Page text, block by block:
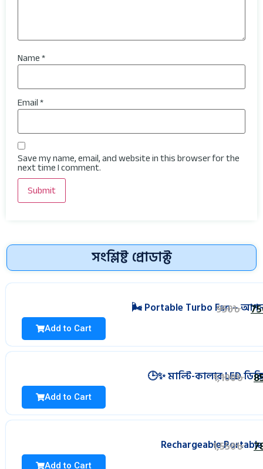
Name*
Email*
Save my name, email, and website in this browser for the
next time I comment.
সংশ্লিষ্ট প্রোডাক্ট
🌬️ Portable Turbo Fan –
950৳
Add to Cart
🕒✨ মাল্টি-কালার LED
1,100৳
Add to Cart
Rechargeable1,550৳
Add to Cart